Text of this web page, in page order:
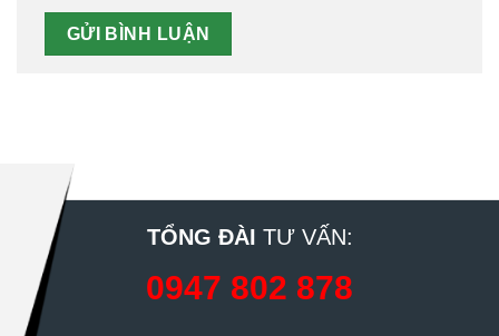
TỔNG ĐÀI TƯ VẤN:
0947 802 878